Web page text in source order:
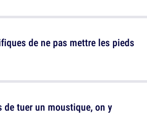
de tuer un moustique, on y
de ne pas mettre les pieds